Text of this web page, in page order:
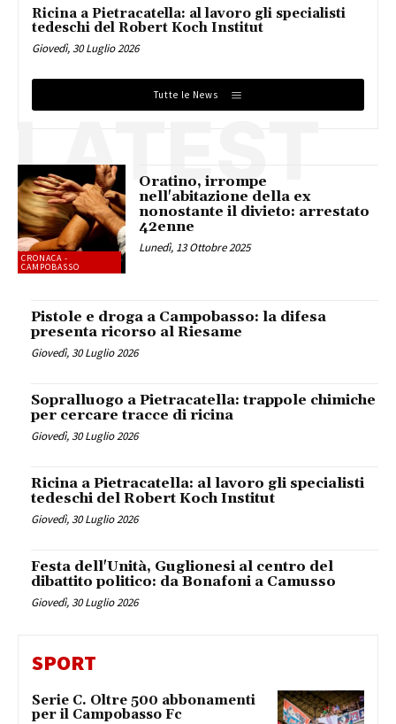
Ricina a Pietracatella: al lavoro gli specialisti
tedeschi del Robert Koch Institut
Giovedì, 30 Luglio 2026
Tutte le News
LATEST
CRONACA -
CAMPOBASSO
Oratino, irrompe
nell'abitazione della ex
nonostante il divieto: arrestato
42enne
Lunedì, 13 Ottobre 2025
Pistole e droga a Campobasso: la difesa
presenta ricorso al Riesame
Giovedì, 30 Luglio 2026
Sopralluogo a Pietracatella: trappole chimiche
per cercare tracce di ricina
Giovedì, 30 Luglio 2026
Ricina a Pietracatella: al lavoro gli specialisti
tedeschi del Robert Koch Institut
Giovedì, 30 Luglio 2026
Festa dell'Unità, Guglionesi al centro del
dibattito politico: da Bonafoni a Camusso
Giovedì, 30 Luglio 2026
SPORT
Serie C. Oltre 500 abbonamenti
per il Campobasso Fc